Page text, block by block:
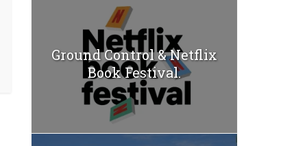
Ground Control & Netflix
Book Festival.